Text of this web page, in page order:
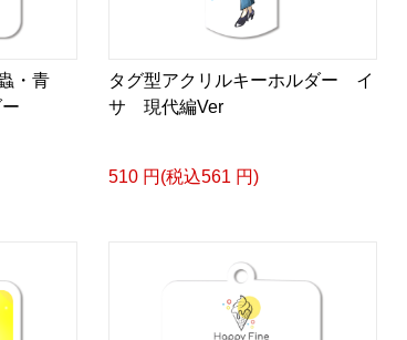
・青
タグ型アクリルキーホルダー イ
サ 現代編Ver
510 円(税込561 円)